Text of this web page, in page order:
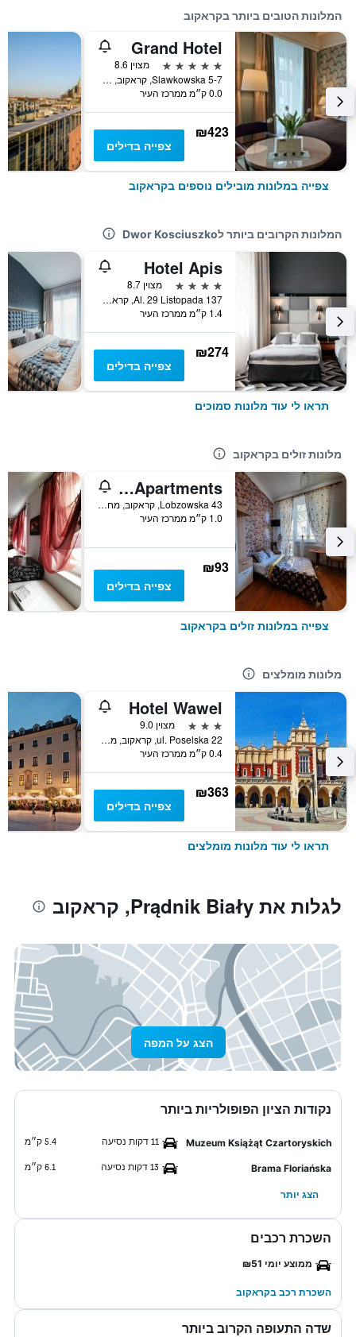
המלונות הטובים ביותר בקראקוב
Grand Hotel
5 כוכבים
מצוין 8.6
Slawkowska 5-7, קראקוב, מחוז פולין הקטנה, פולין
0.0 ק״מ ממרכז העיר
₪423
צפייה בדילים
צפייה במלונות מובילים נוספים בקראקוב
המלונות הקרובים ביותר לDwor Kosciuszko
Hotel Apis
4 כוכבים
מצוין 8.7
Al. 29 Listopada 137, קראקוב, מחוז פולין הקטנה, פולין
1.4 ק״מ ממרכז העיר
₪274
צפייה בדילים
תראו לי עוד מלונות סמוכים
מלונות זולים בקראקוב
Lorf Hostel&Apartments
43 Lobzowska, קראקוב, מחוז פולין הקטנה, פולין
1.0 ק״מ ממרכז העיר
₪93
צפייה בדילים
צפייה במלונות זולים בקראקוב
מלונות מומלצים
Hotel Wawel
3 כוכבים
מצוין 9.0
ul. Poselska 22, קראקוב, מחוז פולין הקטנה, פולין
0.4 ק״מ ממרכז העיר
₪363
צפייה בדילים
תראו לי עוד מלונות מומלצים
לגלות את Prądnik Biały, קראקוב
הצג על המפה
נקודות הציון הפופולריות ביותר
Muzeum Książąt Czartoryskich 11 דקות נסיעה 5.4 ק״מ
Brama Floriańska 13 דקות נסיעה 6.1 ק״מ
הצג יותר
השכרת רכבים
ממוצע יומי ₪51
השכרת רכב בקראקוב
שדה התעופה הקרוב ביותר